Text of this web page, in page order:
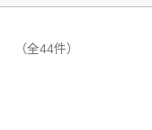
（全44件）